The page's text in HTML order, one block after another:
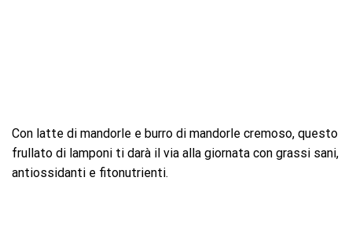
Con latte di mandorle e burro di mandorle cremoso, questo
frullato di lamponi ti darà il via alla giornata con grassi sani,
antiossidanti e fitonutrienti.